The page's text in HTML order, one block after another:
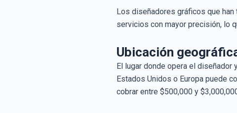
Los diseñadores gráficos que
servicios con mayor precisión, lo
Ubicación
El lugar donde opera el diseñador
Estados Unidos o Europa puede
cobrar entre $500,000 y